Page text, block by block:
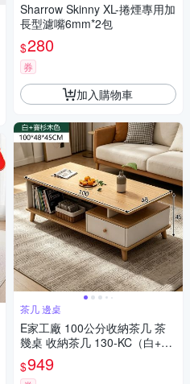
Sharrow Skinny XL-捲煙專用加
長型濾嘴6mm*2包
$280
券
加入購物車
茶几 邊桌
E家工廠 100公分收納茶几 茶
幾桌 收納茶几 130-KC（白+賽
杉木色）
$949